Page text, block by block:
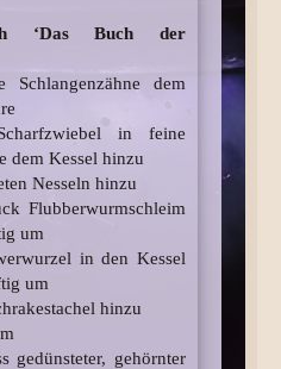
‘Das Buch der
Schlangenzähne dem
in feine
dem Kessel hinzu
Nesseln hinzu
Flubberwurmschleim
um
in den Kessel
um
hinzu
gedünsteter, gehörnter